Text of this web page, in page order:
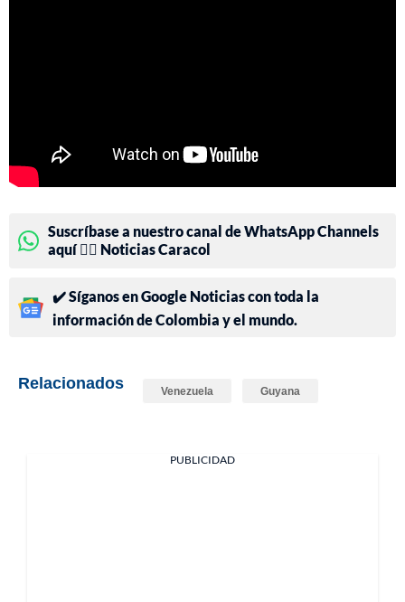
Suscríbase a nuestro canal de WhatsApp Channels
aquí 👉🏻 Noticias Caracol
✔️ Síganos en Google Noticias con toda la
información de Colombia y el mundo.
Relacionados Venezuela Guyana
PUBLICIDAD